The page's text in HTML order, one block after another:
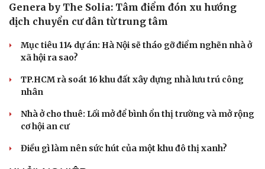
Genera by The Solia: Tâm điểm đón xu hướng
dịch chuyển cư dân từ trung tâm
Mục tiêu 114 dự án: Hà Nội sẽ tháo gỡ điểm nghẽn nhà ở
xã hội ra sao?
TP.HCM rà soát 16 khu đất xây dựng nhà lưu trú công
nhân
Nhà ở cho thuê: Lối mở để bình ổn thị trường và mở rộng
cơ hội an cư
Điều gì làm nên sức hút của một khu đô thị xanh?